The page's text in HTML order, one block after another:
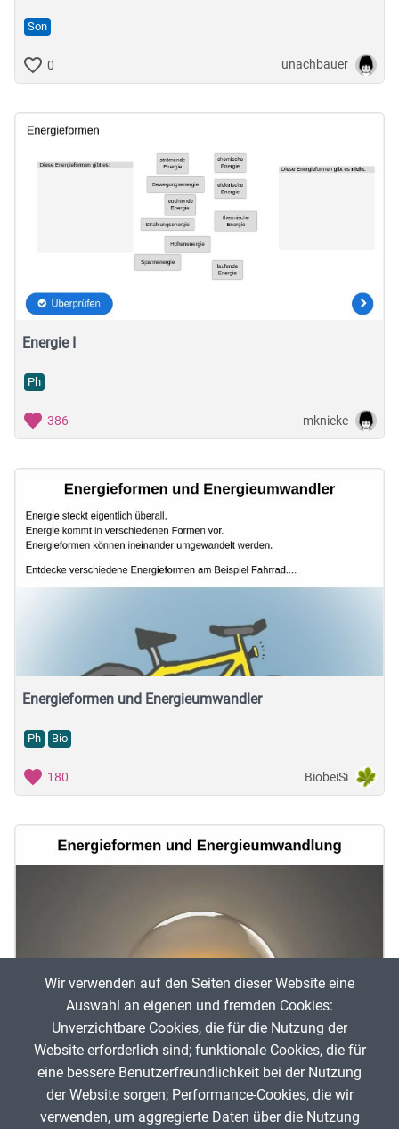
Son
0 unachbauer
Energie I
Ph
386 mknieke
Energieformen und Energieumwandler
Ph Bio
180 BiobeiSi
Energieformen und Energieumwandlung
Wir verwenden auf den Seiten dieser Website eine
Auswahl an eigenen und fremden Cookies:
Unverzichtbare Cookies, die für die Nutzung der
Website erforderlich sind; funktionale Cookies, die für
eine bessere Benutzerfreundlichkeit bei der Nutzung
der Website sorgen; Performance-Cookies, die wir
verwenden, um aggregierte Daten über die Nutzung